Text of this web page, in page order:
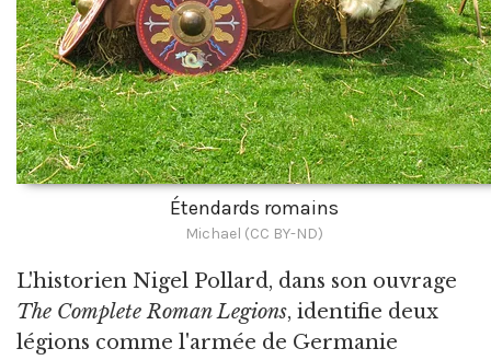
Étendards romains
Michael (CC BY-ND)
L'historien Nigel Pollard, dans son ouvrage
The Complete Roman Legions, identifie deux
légions comme l'armée de Germanie